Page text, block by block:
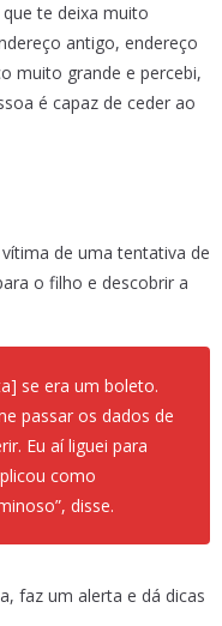
te deixa muito
antigo, endereço
muito grande e percebi,
é capaz de ceder ao
de uma tentativa de
o filho e descobrir a
se era um boleto.
passar os dados de
Eu aí liguei para
como
disse.
faz um alerta e dá dicas